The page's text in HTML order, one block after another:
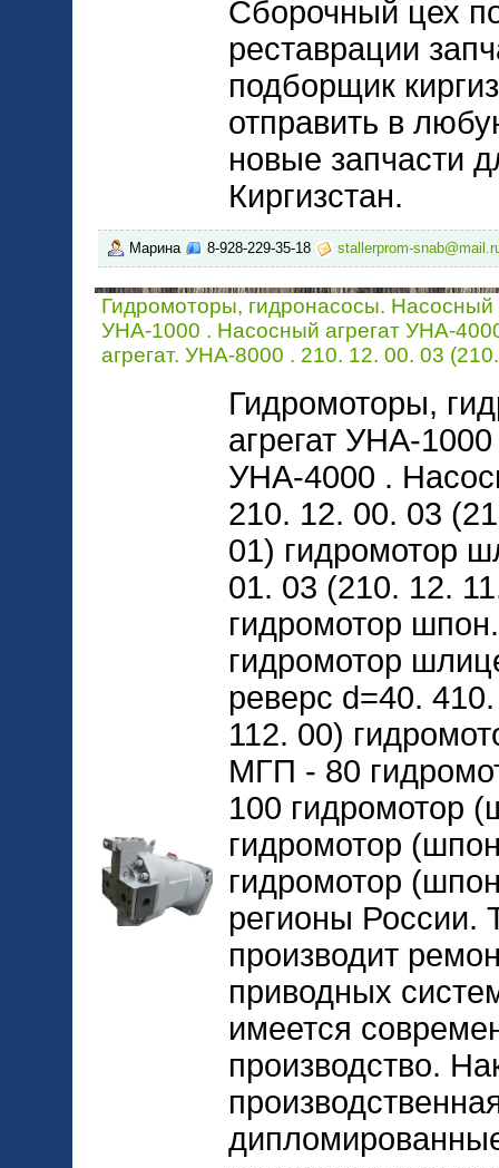
Сборочный цех
реставрации
подборщик
отправить в
новые запчасти
Киргизстан.
Марина 8-928-229-35-18 stallerprom-
Гидромоторы, гидронасосы. Насосный
УНА-1000 . Насосный агрегат УНА-
агрегат. УНА-8000 . 210. 12. 00. 03
Гидромоторы,
агрегат УНА-
УНА-4000 .
210. 12. 00. 03
01) гидромотор
01. 03 (210. 12.
гидромотор
гидромотор
реверс d=40.
112. 00)
МГП - 80
100 гидромотор
гидромотор
гидромотор
регионы России.
производит
приводных
имеется
производство.